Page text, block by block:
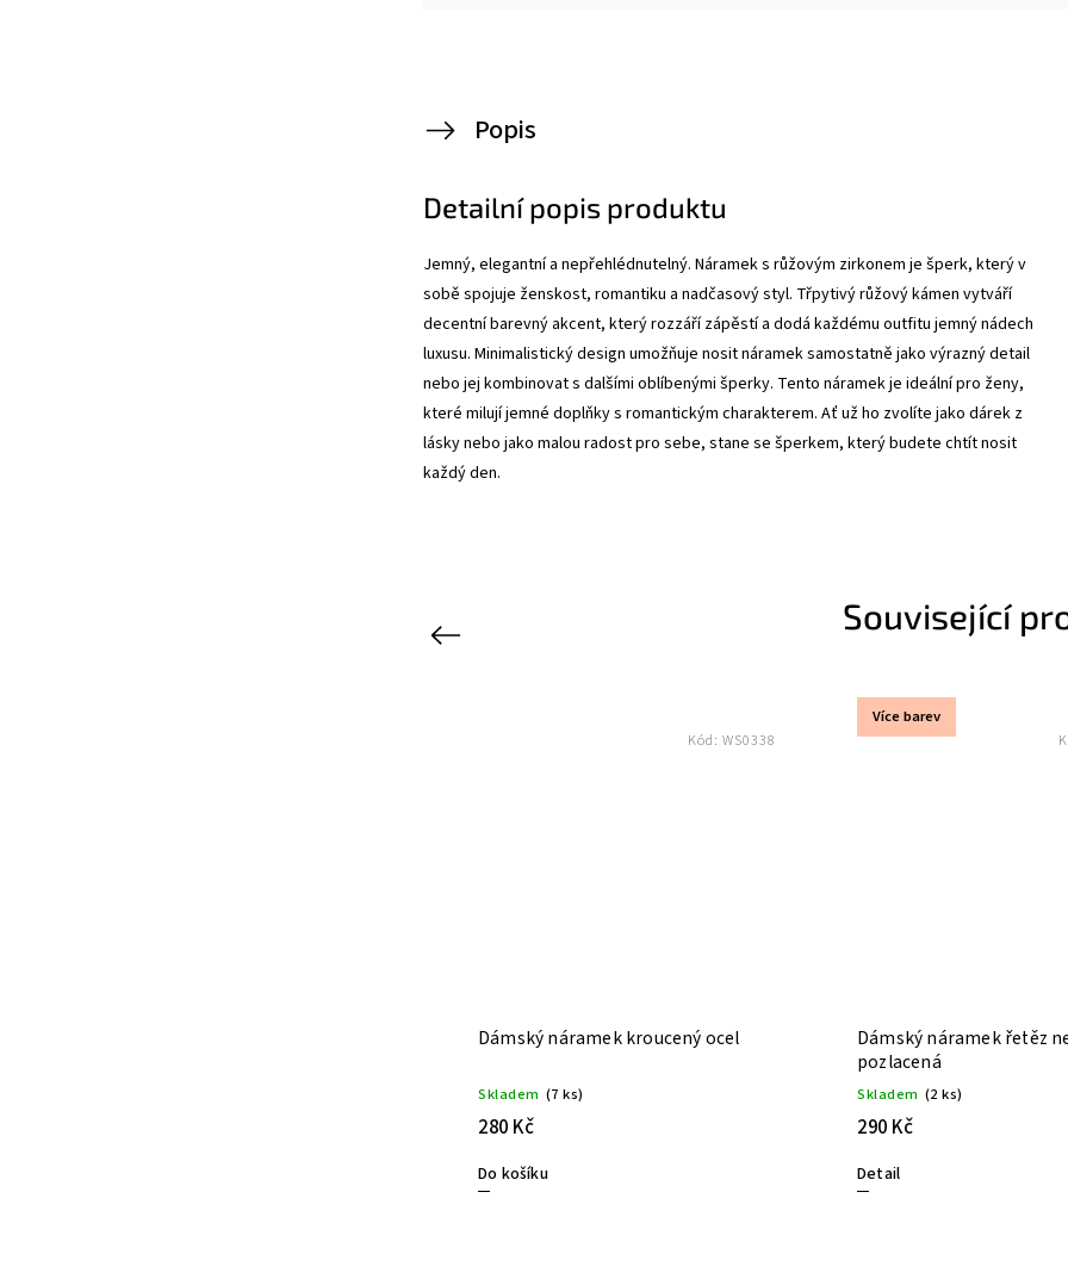
Popis
Detailní popis produktu
Jemný, elegantní a nepřehlédnutelný. Náramek s růžovým zirkonem je šperk, který v
sobě spojuje ženskost, romantiku a nadčasový styl. Třpytivý růžový kámen vytváří
decentní barevný akcent, který rozzáří zápěstí a dodá každému outfitu jemný nádech
luxusu. Minimalistický design umožňuje nosit náramek samostatně jako výrazný detail
nebo jej kombinovat s dalšími oblíbenými šperky. Tento náramek je ideální pro ženy,
které milují jemné doplňky s romantickým charakterem. Ať už ho zvolíte jako dárek z
lásky nebo jako malou radost pro sebe, stane se šperkem, který budete chtít nosit
každý den.
Související
Previous
Dámský náramek kroucený ocel
Skladem (7 ks)
280 Kč
Do košíku
Kód: WS0338
Více barev
Dámský náramek řetěz
pozlacená
Skladem (2 ks)
290 Kč
Detail